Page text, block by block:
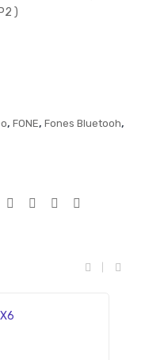
)
, FONE, Fones Bluetooh,